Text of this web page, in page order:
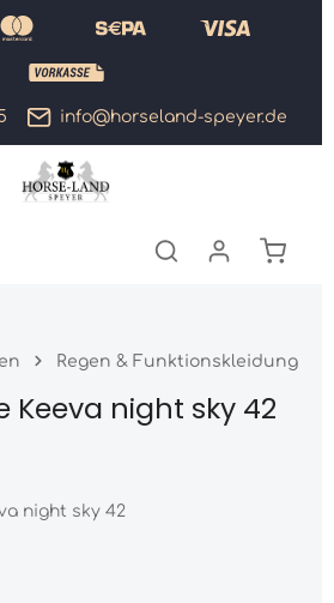
info@horseland-speyer.de
Regen & Funktionskleidung
Keeva night sky 42